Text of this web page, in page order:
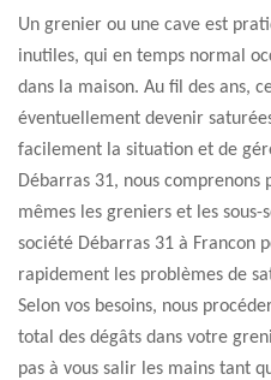
Un grenier ou une cave est
inutiles, qui en temps normal
dans la maison. Au fil des ans,
éventuellement devenir
facilement la situation et de
Débarras 31, nous
mêmes les greniers et les
société Débarras 31 à Francon
rapidement les problèmes de
Selon vos besoins, nous
total des dégâts dans votre
pas à vous salir les mains tant